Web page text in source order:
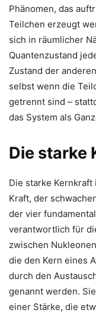
Phänomen, das
Teilchen erzeugt
sich in räumlicher
Quantenzustand
Zustand der
selbst wenn die
getrennt sind –
das System als
Die starke
Die starke
Kraft, der
der vier
verantwortlich für
zwischen
die den Kern eines
durch den
genannt werden.
einer Stärke, die